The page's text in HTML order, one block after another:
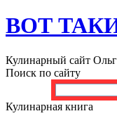
ВОТ
Кулинарный сайт
Поиск по сайту
Кулинарная книга